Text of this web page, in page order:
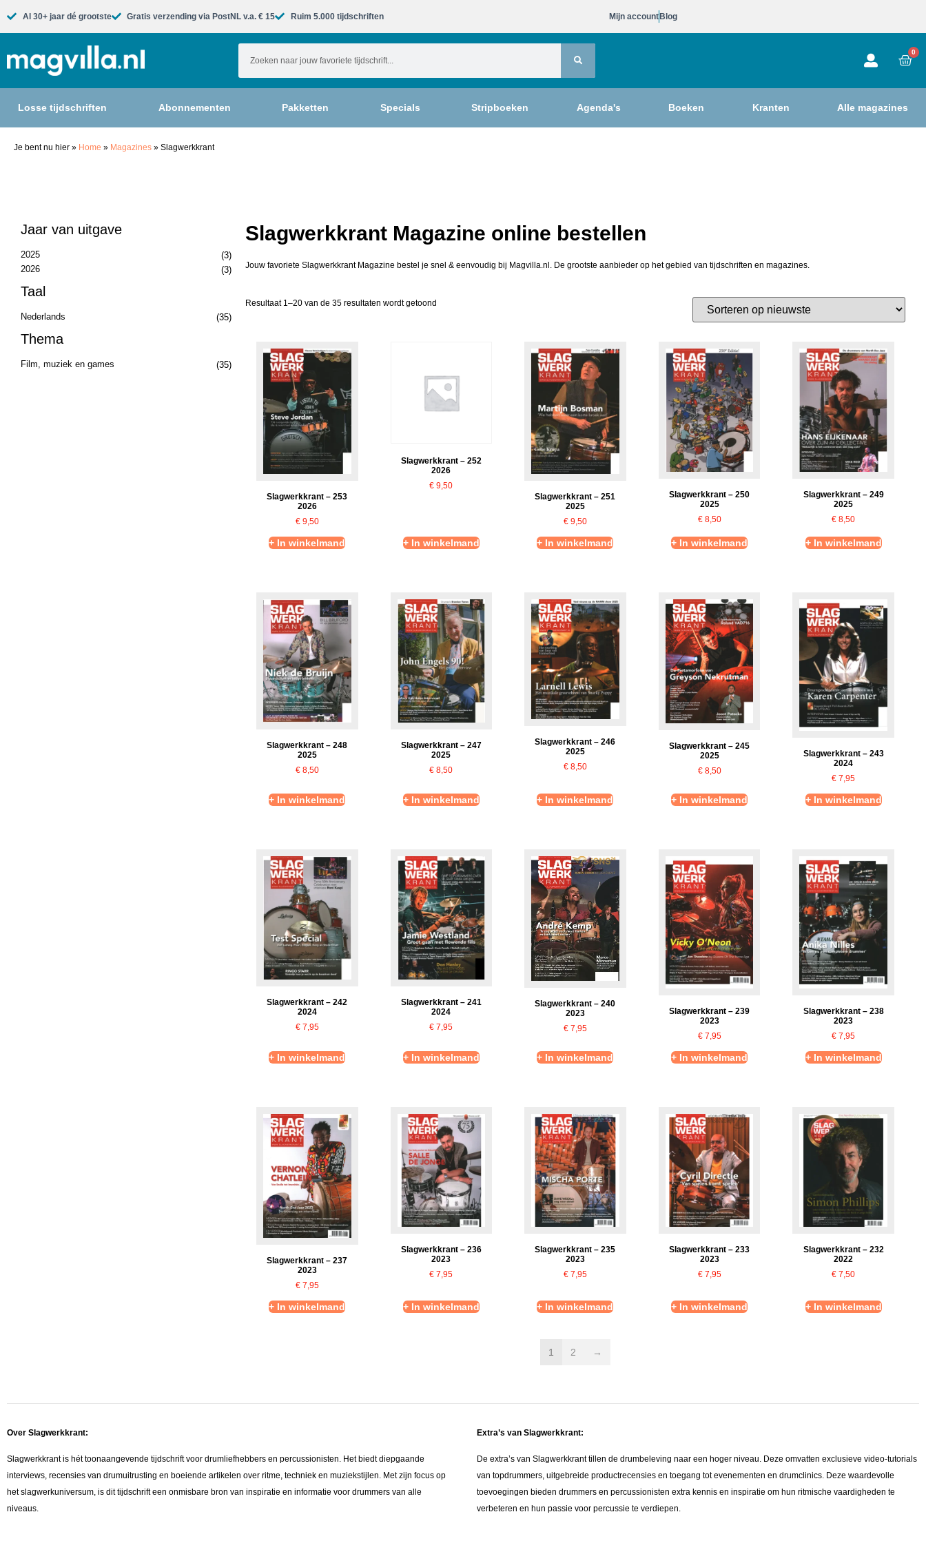
Al 30+ jaar dé grootste​ Gratis verzending via PostNL v.a. € 15 Ruim 5.000 tijdschriften​ Mijn account Blog
0
Losse tijdschriften Abonnementen Pakketten Specials Stripboeken Agenda's Boeken Kranten Alle magazines
Je bent nu hier » Home » Magazines » Slagwerkkrant
Jaar van uitgave
2025
(3)
2026
(3)
Taal
Nederlands (35)
Thema
Film, muziek en games (35)
Slagwerkkrant Magazine online bestellen
Jouw favoriete Slagwerkkrant Magazine bestel je snel & eenvoudig bij Magvilla.nl. De grootste aanbieder op het gebied van tijdschriften en magazines.
Resultaat 1–20 van de 35 resultaten wordt getoond
Slagwerkkrant – 253
2026
€9,50
+ In winkelmand
Slagwerkkrant – 252
2026
€ 9,50
+ In winkelmand
Slagwerkkrant – 251
2025
€9,50
+ In winkelmand
Slagwerkkrant – 250
2025
€8,50
+ In winkelmand
Slagwerkkrant – 249
2025
€ 8,50
+ In winkelmand
Slagwerkkrant – 248
2025
€8,50
+ In winkelmand
Slagwerkkrant – 247
2025
€ 8,50
+ In winkelmand
Slagwerkkrant – 246
2025
€8,50
+ In winkelmand
Slagwerkkrant – 245
2025
€8,50
+ In winkelmand
Slagwerkkrant – 243
2024
€ 7,95
+ In winkelmand
Slagwerkkrant – 242
2024
€7,95
+ In winkelmand
Slagwerkkrant – 241
2024
€ 7,95
+ In winkelmand
Slagwerkkrant – 240
2023
€7,95
+ In winkelmand
Slagwerkkrant – 239
2023
€7,95
+ In winkelmand
Slagwerkkrant – 238
2023
€ 7,95
+ In winkelmand
Slagwerkkrant – 237
2023
€7,95
+ In winkelmand
Slagwerkkrant – 236
2023
€ 7,95
+ In winkelmand
Slagwerkkrant – 235
2023
€7,95
+ In winkelmand
Slagwerkkrant – 233
2023
€7,95
+ In winkelmand
Slagwerkkrant – 232
2022
€ 7,50
+ In winkelmand
1 2 →
Over Slagwerkkrant:
Slagwerkkrant is hét toonaangevende tijdschrift voor drumliefhebbers en percussionisten. Het biedt diepgaande
interviews, recensies van drumuitrusting en boeiende artikelen over ritme, techniek en muziekstijlen. Met zijn focus op
het slagwerkuniversum, is dit tijdschrift een onmisbare bron van inspiratie en informatie voor drummers van alle
niveaus.
Extra’s van Slagwerkkrant:
De extra’s van Slagwerkkrant tillen de drumbeleving naar een hoger niveau. Deze omvatten exclusieve video-tutorials
van topdrummers, uitgebreide productrecensies en toegang tot evenementen en drumclinics. Deze waardevolle
toevoegingen bieden drummers en percussionisten extra kennis en inspiratie om hun ritmische vaardigheden te
verbeteren en hun passie voor percussie te verdiepen.